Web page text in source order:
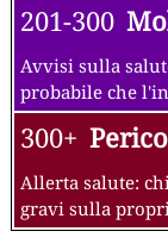
201-300
Avvisi sulla
probabile che
300+
Allerta salute:
gravi sulla